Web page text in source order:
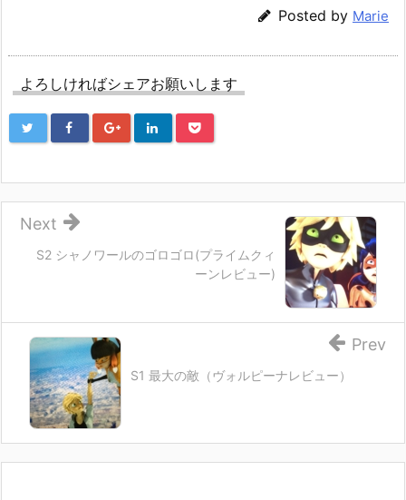
Posted by Marie
よろしければシェアお願いします
S2 シャノワールのゴロゴロ(プライムクィ
ーンレビュー)
Next
S1 最大の敵（ヴォルピーナレビュー）
Prev